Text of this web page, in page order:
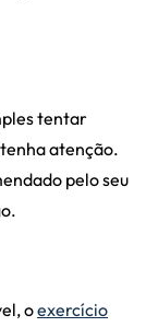
tentar
atenção.
pelo seu
oexercício